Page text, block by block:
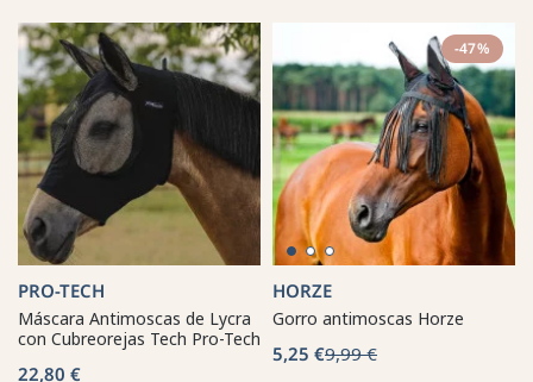
PRO-TECH
Máscara Antimoscas de Lycra
con Cubreorejas Tech Pro-Tech
22,80 €
-47%
HORZE
Gorro antimoscas Horze
5,25 €9,99 €